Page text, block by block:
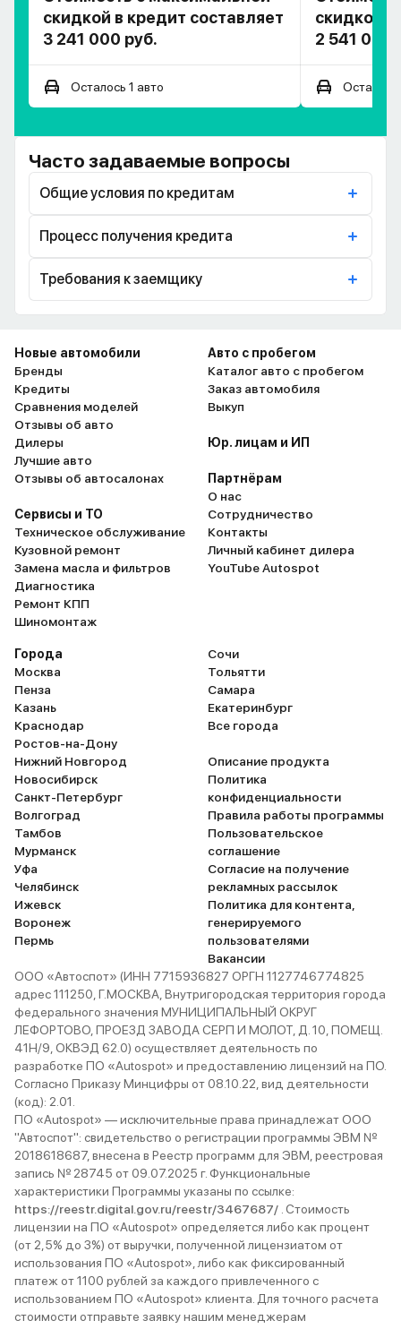
скидкой в кредит составляет
3 241 000 руб.
Осталось 1 авто
скидкой в
2 541 000
Осталось
Часто задаваемые вопросы
Общие условия по кредитам
Процесс получения кредита
Требования к заемщику
Новые автомобили
Бренды
Кредиты
Сравнения моделей
Отзывы об авто
Дилеры
Лучшие авто
Отзывы об автосалонах
Сервисы и ТО
Техническое обслуживание
Кузовной ремонт
Замена масла и фильтров
Диагностика
Ремонт КПП
Шиномонтаж
Авто с пробегом
Каталог авто с пробегом
Заказ автомобиля
Выкуп
Юр. лицам и ИП
Партнёрам
О нас
Сотрудничество
Контакты
Личный кабинет дилера
YouTube Autospot
Города
Москва
Пенза
Казань
Краснодар
Ростов-на-Дону
Нижний Новгород
Новосибирск
Санкт-Петербург
Волгоград
Тамбов
Мурманск
Уфа
Челябинск
Ижевск
Воронеж
Пермь
Сочи
Тольятти
Самара
Екатеринбург
Все города
Описание продукта
Политика
конфиденциальности
Правила работы программы
Пользовательское
соглашение
Согласие на получение
рекламных рассылок
Политика для контента,
генерируемого
пользователями
Вакансии
ООО «Автоспот» (ИНН 7715936827 ОРГН 1127746774825
адрес 111250, Г.МОСКВА, Внутригородская территория города
федерального значения МУНИЦИПАЛЬНЫЙ ОКРУГ
ЛЕФОРТОВО, ПРОЕЗД ЗАВОДА СЕРП И МОЛОТ, Д. 10, ПОМЕЩ.
41Н/9, ОКВЭД 62.0) осуществляет деятельность по
разработке ПО «Autospot» и предоставлению лицензий на ПО.
Согласно Приказу Минцифры от 08.10.22, вид деятельности
(код): 2.01.
ПО «Autospot» — исключительные права принадлежат ООО
"Автоспот": свидетельство о регистрации программы ЭВМ №
2018618687, внесена в Реестр программ для ЭВМ, реестровая
запись № 28745 от 09.07.2025 г. Функциональные
характеристики Программы указаны по ссылке:
https://reestr.digital.gov.ru/reestr/3467687/ . Стоимость
лицензии на ПО «Autospot» определяется либо как процент
(от 2,5% до 3%) от выручки, полученной лицензиатом от
использования ПО «Autospot», либо как фиксированный
платеж от 1100 рублей за каждого привлеченного с
использованием ПО «Autospot» клиента. Для точного расчета
стоимости отправьте заявку нашим менеджерам